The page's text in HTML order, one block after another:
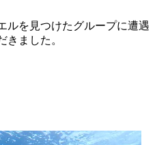
ルを見つけたグループに遭遇
きました。